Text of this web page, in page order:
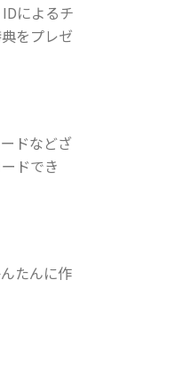
によるチ
をプレゼ
ドなどざ
ドでき
たんに作